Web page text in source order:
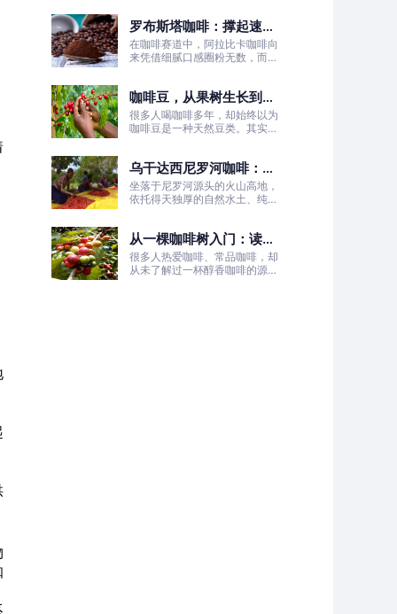
众对非洲咖啡“酸涩浓烈、刺激
性强”的刻板印象。
罗布斯塔咖啡：撑起速溶
咖啡半壁江山
在咖啡赛道中，阿拉比卡咖啡向
来凭借细腻口感圈粉无数，而罗
咖啡豆，从果树生长到烘
焙成型
很多人喝咖啡多年，却始终以为
咖啡豆是一种天然豆类。其实我
乌干达西尼罗河咖啡：尼
罗河源头的水洗精品风味
坐落于尼罗河源头的火山高地，
依托得天独厚的自然水土、纯净
酸、白葡萄清甜的优质咖啡豆。
从一棵咖啡树入门：读懂
咖啡的生长、照料与采收
全过程
很多人热爱咖啡、常品咖啡，却
从未了解过一杯醇香咖啡的源头